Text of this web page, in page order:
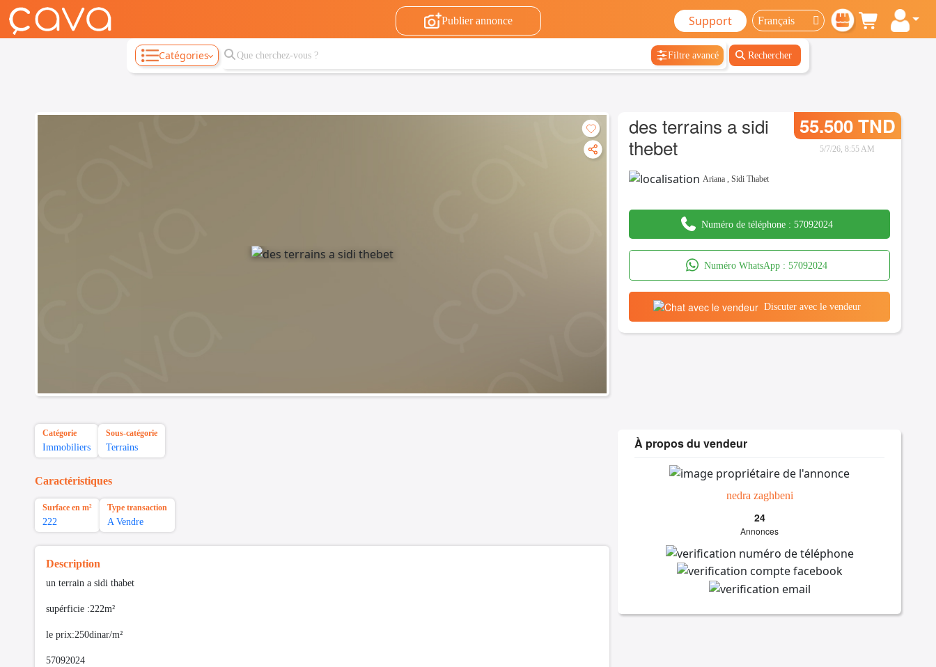
Publier annonce Support
Catégories Filtre avancé Rechercher
des terrains a sidi
thebet
55.500 TND
5/7/26, 8:55 AM
Ariana ,Sidi Thabet
Numéro de téléphone : 57092024
Numéro WhatsApp :57092024
Discuter avec le vendeur
Catégorie
Immobiliers
Sous-catégorie
Terrains
Caractéristiques
Surface en m²
222
Type transaction
A Vendre
Description
un terrain a sidi thabet
supérficie :222m²
le prix:250dinar/m²
57092024
À propos du vendeur
nedra zaghbeni
24
Annonces